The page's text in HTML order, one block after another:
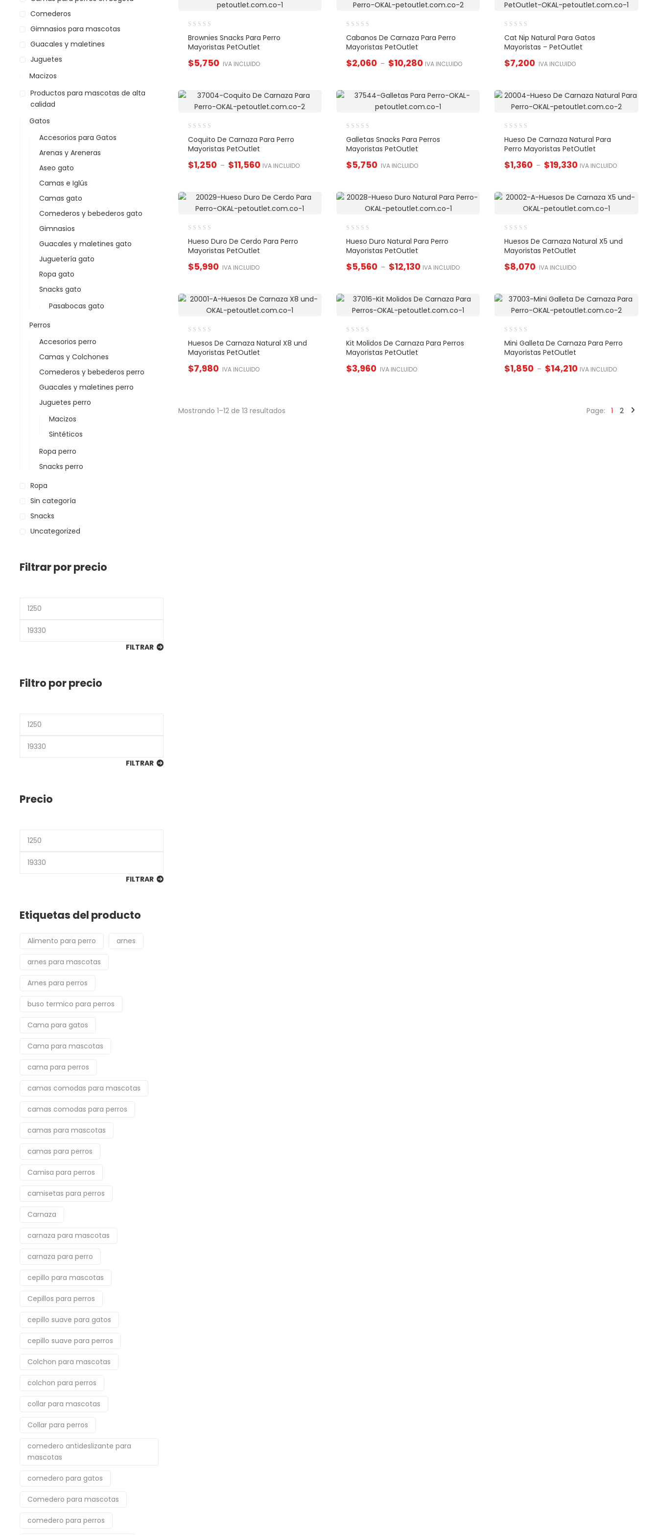
Comederos
Gimnasios para mascotas
Guacales y maletines
Juguetes
Macizos
Productos para mascotas de alta
calidad
Gatos
Accesorios para Gatos
Arenas y Areneras
Aseo gato
Camas e Iglús
Camas gato
Comederos y bebederos gato
Gimnasios
Guacales y maletines gato
Juguetería gato
Ropa gato
Snacks gato
Pasabocas gato
Perros
Accesorios perro
Camas y Colchones
Comederos y bebederos perro
Guacales y maletines perro
Juguetes perro
Macizos
Sintéticos
Ropa perro
Snacks perro
Ropa
Sin categoría
Snacks
Uncategorized
Filtrar por precio
mínimo
máximo
FILTRAR
Filtro por precio
mínimo
máximo
FILTRAR
Precio
mínimo
máximo
FILTRAR
Etiquetas del producto
Alimento para perro arnes
arnes para mascotas
Arnes para perros
buso termico para perros
Cama para gatos
Cama para mascotas
cama para perros
camas comodas para mascotas
camas comodas para perros
camas para mascotas
camas para perros
Camisa para perros
camisetas para perros
Carnaza
carnaza para mascotas
carnaza para perro
cepillo para mascotas
Cepillos para perros
cepillo suave para gatos
cepillo suave para perros
Colchon para mascotas
colchon para perros
collar para mascotas
Collar para perros
comedero antideslizante para
mascotas
comedero para gatos
Comedero para mascotas
comedero para perros
Brownies Snacks Para Perro
Mayoristas PetOutlet
$5,750 IVA INCLUIDO
Cabanos De Carnaza Para Perro
Mayoristas PetOutlet
$2,060 – $10,280 IVA INCLUIDO
Cat Nip Natural Para Gatos
Mayoristas – PetOutlet
$7,200 IVA INCLUIDO
Coquito De Carnaza Para Perro
Mayoristas PetOutlet
$1,250 – $11,560 IVA INCLUIDO
Galletas Snacks Para Perros
Mayoristas PetOutlet
$5,750 IVA INCLUIDO
Hueso De Carnaza Natural Para
Perro Mayoristas PetOutlet
$1,360 – $19,330 IVA INCLUIDO
Hueso Duro De Cerdo Para Perro
Mayoristas PetOutlet
$5,990 IVA INCLUIDO
Hueso Duro Natural Para Perro
Mayoristas PetOutlet
$5,560 – $12,130 IVA INCLUIDO
Huesos De Carnaza Natural X5 und
Mayoristas PetOutlet
$8,070 IVA INCLUIDO
Huesos De Carnaza Natural X8 und
Mayoristas PetOutlet
$7,980 IVA INCLUIDO
Kit Molidos De Carnaza Para Perros
Mayoristas PetOutlet
$3,960 IVA INCLUIDO
Mini Galleta De Carnaza Para Perro
Mayoristas PetOutlet
$1,850 – $14,210 IVA INCLUIDO
Mostrando 1–12 de 13 resultados Page: 1 2